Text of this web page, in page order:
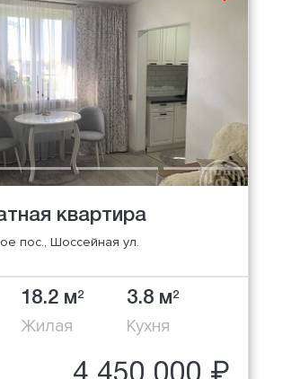
квартира
пос., Шоссейная ул.
18.2 м2
Жилая
3.8 м2
Кухня
4 450 000 ₽